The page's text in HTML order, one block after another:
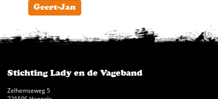
Geert-Jan
Stichting Lady en de Vageband
Zelhemseweg 5